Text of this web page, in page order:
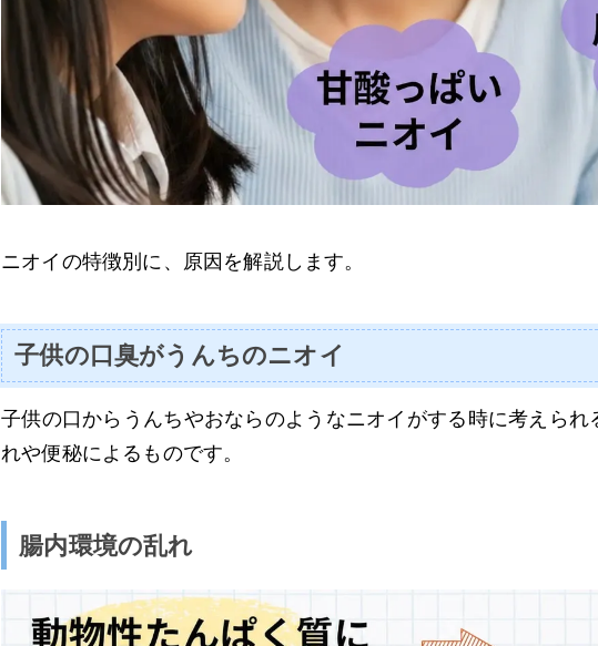
ニオイの特徴別に、原因を解説します。
子供の口臭がうんちのニオイ
子供の口からうんちやおならのようなニオイがする時に考えら
れや便秘によるものです。
腸内環境の乱れ